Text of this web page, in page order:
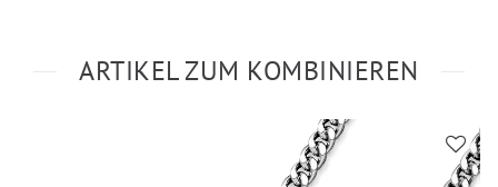
ARTIKEL ZUM KOMBINIEREN